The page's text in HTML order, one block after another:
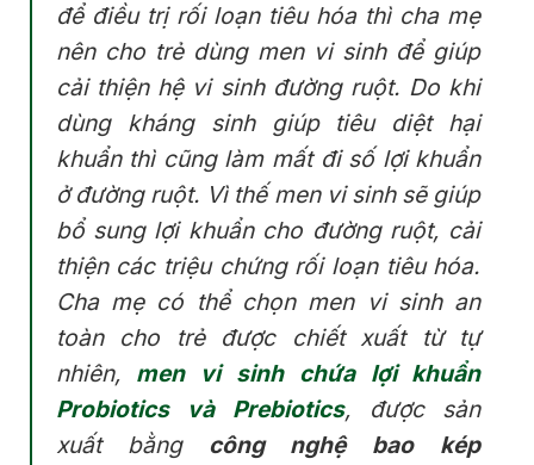
để điều trị rối loạn tiêu hóa thì cha mẹ
nên cho trẻ dùng men vi sinh để giúp
cải thiện hệ vi sinh đường ruột. Do khi
dùng kháng sinh giúp tiêu diệt hại
khuẩn thì cũng làm mất đi số lợi khuẩn
ở đường ruột. Vì thế men vi sinh sẽ giúp
bổ sung lợi khuẩn cho đường ruột, cải
thiện các triệu chứng rối loạn tiêu hóa.
Cha mẹ có thể chọn men vi sinh an
toàn cho trẻ được chiết xuất từ tự
nhiên, men vi sinh chứa lợi khuẩn
Probiotics và Prebiotics, được sản
xuất bằng công nghệ bao kép